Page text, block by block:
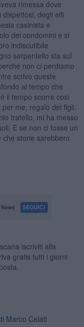
rimessa dove
dispettosi, degli elfi
casinista e
dei condomini e si
indiscutibile
serpentello sta sul
non ci perdiamo
scrivo queste
al tempo che
il tempo scorre così
me, regalo dei figli.
fratello, mi ha messo
E se non ci fosse un
che storie sarebbero
iscriviti alla
gratis tutti i giorni
Marco Celati